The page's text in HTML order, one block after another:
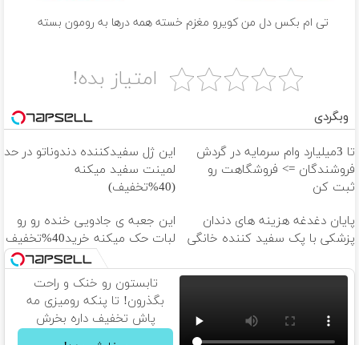
تی ام بکس دل من کویرو مغزم خسته همه درها به رومون بسته
امتیاز بده!
وبگردی
تا 3میلیارد وام سرمایه در گردش
فروشندگان => فروشگاهت رو
ثبت کن
این ژل سفیدکننده دندوناتو در حد
لمینت سفید میکنه
(40%تخفیف)
پایان دغدغه هزینه های دندان
پزشکی با پک سفید کننده خانگی
این جعبه ی جادویی خنده رو رو
لبات حک میکنه خرید40%تخفیف
تابستون رو خنک و راحت
بگذرون! تا پنکه رومیزی مه
پاش تخفیف داره بخرش